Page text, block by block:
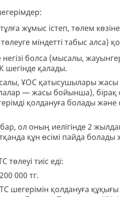
жұмыс істеп, төлем
міндетті табыс алса)
болса (мысалы,
шегінде қалады.
ҰОС қатысушылары
— жасы бойынша), бірақ
қолдануға болады
ол оның иелігінде 2
құн өсімі пайда
тиіс еді:
000 тг.
шегерімін қолдануға